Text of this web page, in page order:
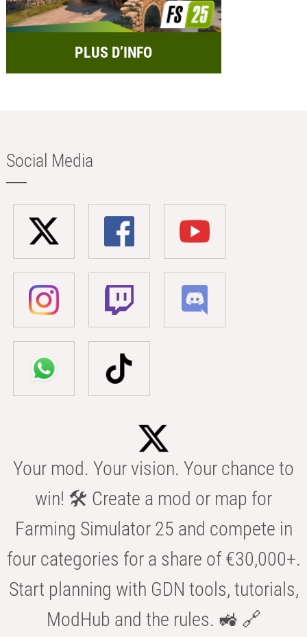
PLUS D’INFO
Social Media
Your mod. Your vision. Your chance to
win! 🛠️ Create a mod or map for
Farming Simulator 25 and compete in
four categories for a share of €30,000+.
Start planning with GDN tools, tutorials,
ModHub and the rules. 🚜 🔗